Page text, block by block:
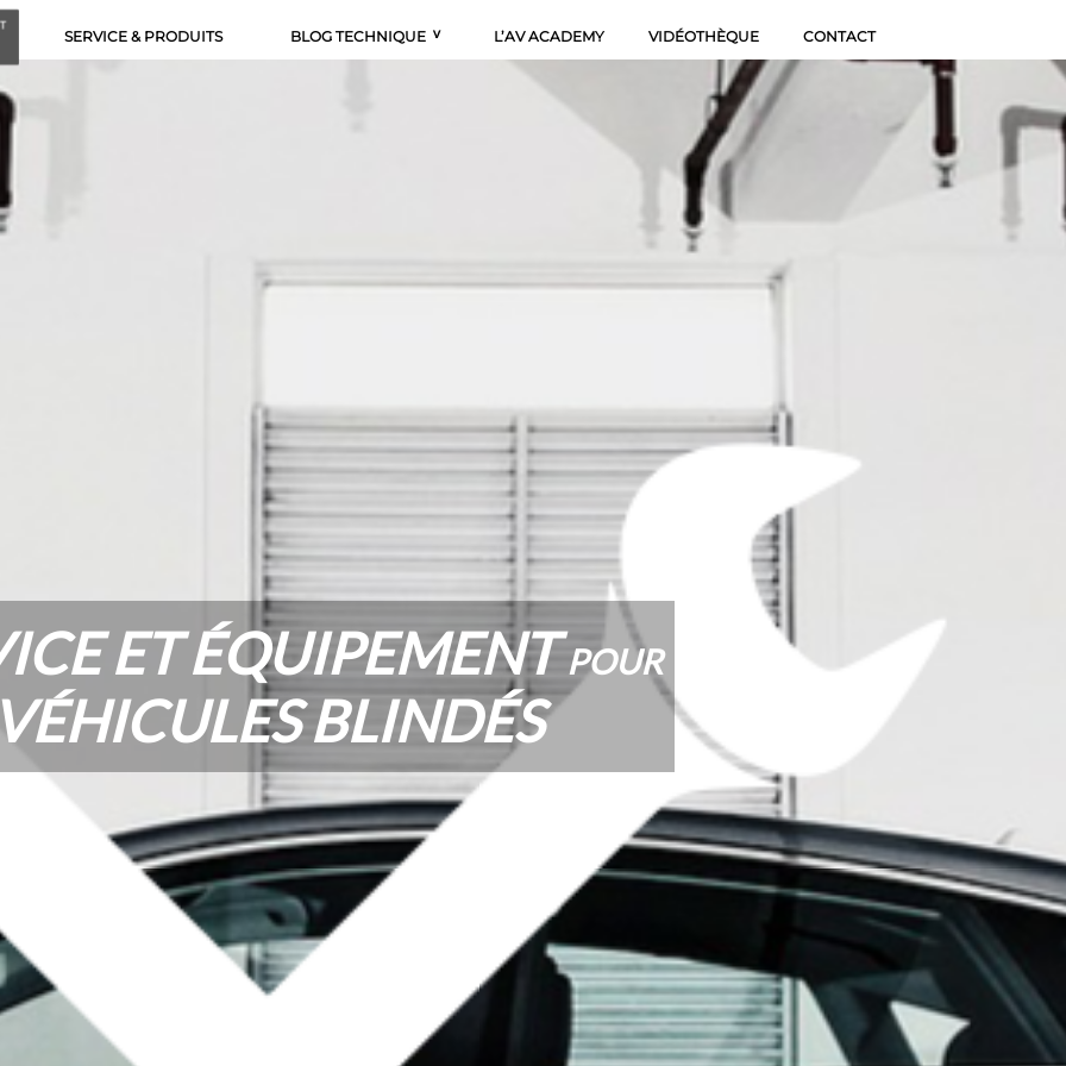
SERVICE & PRODUITS BLOG TECHNIQUE L’AV ACADEMY VIDÉOTHÈQUE CONTACT
ET ÉQUIPEMENTPOUR
BLINDÉS